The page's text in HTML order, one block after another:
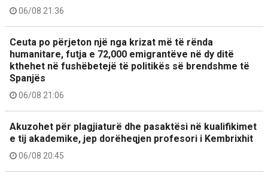
06/08 21:36
Ceuta po përjeton një nga krizat më të rënda
humanitare, futja e 72,000 emigrantëve në dy ditë
kthehet në fushëbetejë të politikës së brendshme të
Spanjës
06/08 21:06
Akuzohet për plagjiaturë dhe pasaktësi në kualifikimet
e tij akademike, jep dorëheqjen profesori i Kembrixhit
06/08 20:45